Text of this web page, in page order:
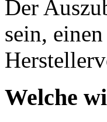
Der
sein,
Welche